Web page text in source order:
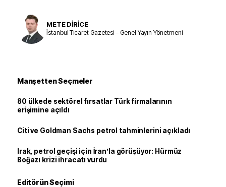
METE DİRİCE
İstanbul Ticaret Gazetesi – Genel Yayın Yönetmeni
Manşetten Seçmeler
80 ülkede sektörel fırsatlar Türk firmalarının
erişimine açıldı
Citi ve Goldman Sachs petrol tahminlerini açıkladı
Irak, petrol geçişi için İran’la görüşüyor: Hürmüz
Boğazı krizi ihracatı vurdu
Editörün Seçimi